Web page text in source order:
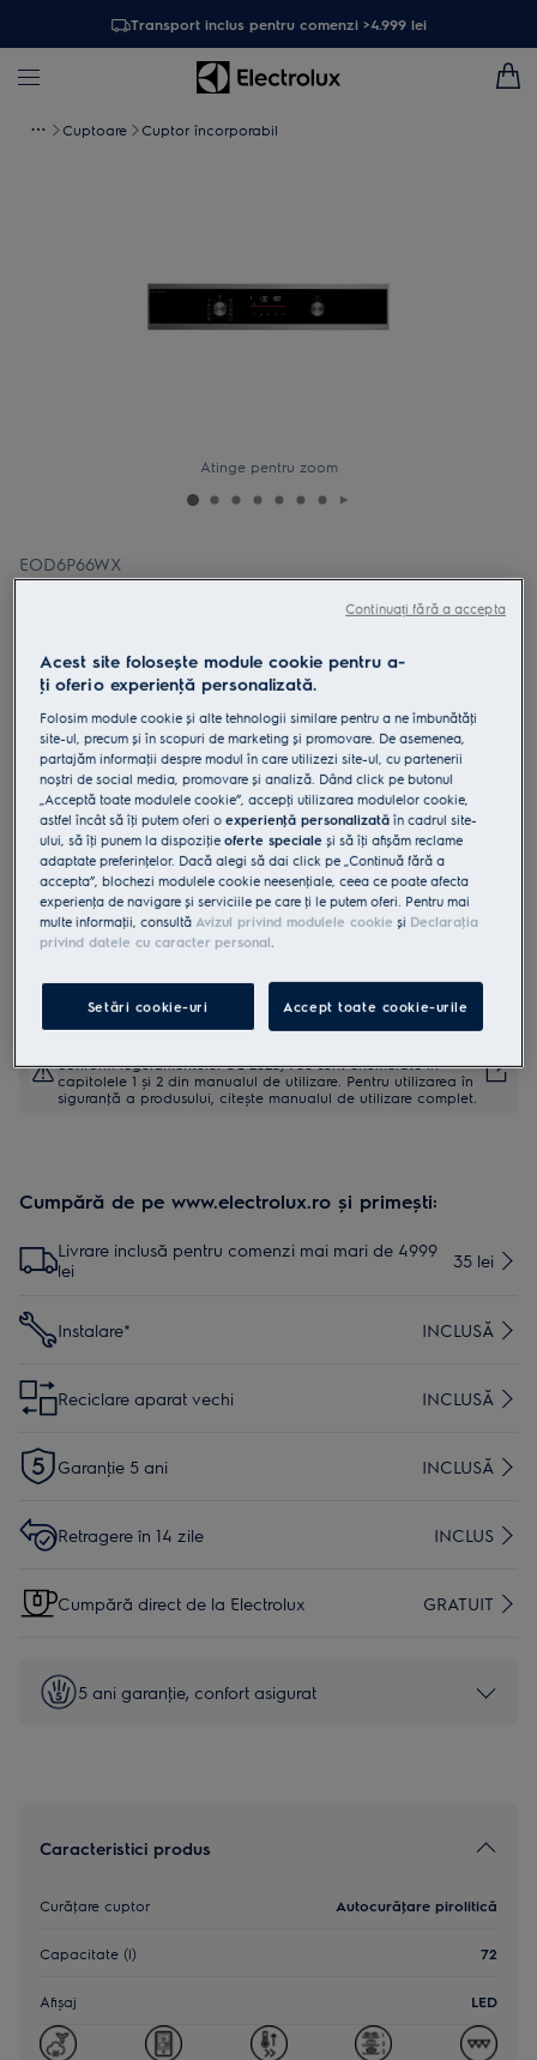
Transport inclus pentru comenzi >4.999 lei
Cuptoare Cuptor încorporabil
Atinge pentru zoom
EOD6P66WX
Cuptor cu abur SteamBake WiFi cu
autocuratare pirolitica A+ 72 litri
inox
4.9 (2491)
Fișa cu informaţii despre produs
Beneficii
Cuptorul SteamBake 600 te ajuta sa obtii rezultate mai bune la
coacere.
SteamBake adauga abur pentru o coacere perfecta.
Bucătărie Smart. Asistenţă personalizată. Control al cuptorului de la
distanţă.
conform regulamentului UE 2023/988 sunt enumerate în
capitolele 1 și 2 din manualul de utilizare. Pentru utilizarea în
siguranţă a produsului, citește manualul de utilizare complet.
Cumpără de pe www.electrolux.ro și primești:
Livrare inclusă pentru comenzi mai mari de 4999
lei
35 lei
Instalare* INCLUSĂ
Reciclare aparat vechi INCLUSĂ
Garanţie 5 ani INCLUSĂ
Retragere în 14 zile INCLUS
Cumpără direct de la Electrolux GRATUIT
5 ani garanţie, confort asigurat
Caracteristici produs
Curăţare cuptor Autocurăţare pirolitică
Capacitate (l) 72
Afișaj LED
Acest site folosește module cookie pentru a-
ţi oferi o experienţă personalizată.
Folosim module cookie și alte tehnologii similare pentru a ne îmbunătăţi
site-ul, precum și în scopuri de marketing și promovare. De asemenea,
partajăm informaţii despre modul în care utilizezi site-ul, cu partenerii
noștri de social media, promovare și analiză. Dând click pe butonul
„Acceptă toate modulele cookie”, accepţi utilizarea modulelor cookie,
astfel încât să îţi putem oferi oexperienţă personalizată în cadrul site-
ului, să îţi punem la dispoziţieoferte speciale și să îţi afișăm reclame
adaptate preferinţelor. Dacă alegi să dai click pe „Continuă fără a
accepta”, blochezi modulele cookie neesenţiale, ceea ce poate afecta
experienţa de navigare și serviciile pe care ţi le putem oferi. Pentru mai
multe informaţii, consultăAvizul privind modulele cookie și Declaraţia
privind datele cu caracter personal.
Setări cookie-uri Accept toate cookie-urile
Continuați fără a accepta